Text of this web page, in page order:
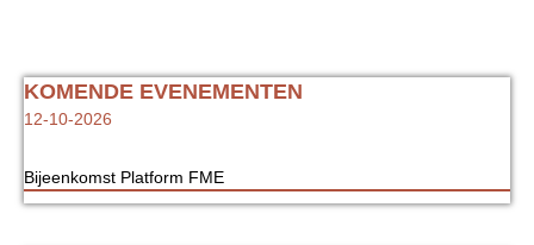
KOMENDE EVENEMENTEN
12-10-2026
Bijeenkomst Platform FME